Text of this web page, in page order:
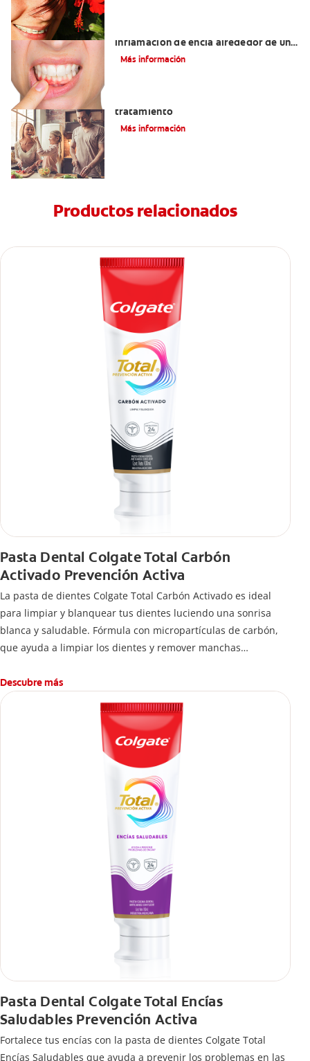
inflamación de encía alrededor de un
diente?
Más información
tratamiento
Más información
Productos relacionados
Pasta Dental Colgate Total Carbón
Activado Prevención Activa
La pasta de dientes Colgate Total Carbón Activado es ideal
para limpiar y blanquear tus dientes luciendo una sonrisa
blanca y saludable. Fórmula con micropartículas de carbón,
que ayuda a limpiar los dientes y remover manchas
¿Qué hace el carbón activado en una pasta dental y por qué
se usa para ayudar a remover manchas superficiales?
También encontrarás cómo incluirla en tu rutina, en casa o de
viaje, con tips de cepillado para una sonrisa sana.
Descubre más
Pasta Dental Colgate Total Encías
Saludables Prevención Activa
Fortalece tus encías con la pasta de dientes Colgate Total
Encías Saludables que ayuda a prevenir los problemas en las